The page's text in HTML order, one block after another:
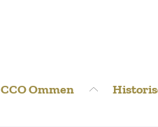
CCO Ommen